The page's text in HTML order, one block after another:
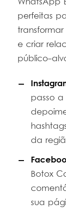
perfeitas
e criar
público-
passo a
da
Botox
sua